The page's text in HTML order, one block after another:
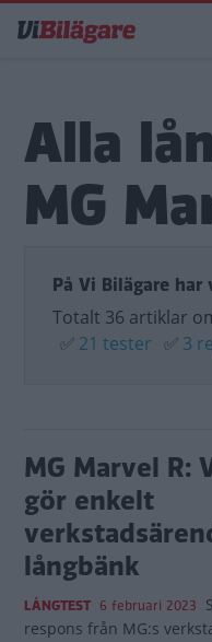
till
Alla
MG
På Vi Bilägare
Totalt 36 artiklar
✅ 21 tester ✅ 3
MG Marvel R:
gör enkelt
långbänk
LÅNGTEST 6 februari 2023
respons från MG:s